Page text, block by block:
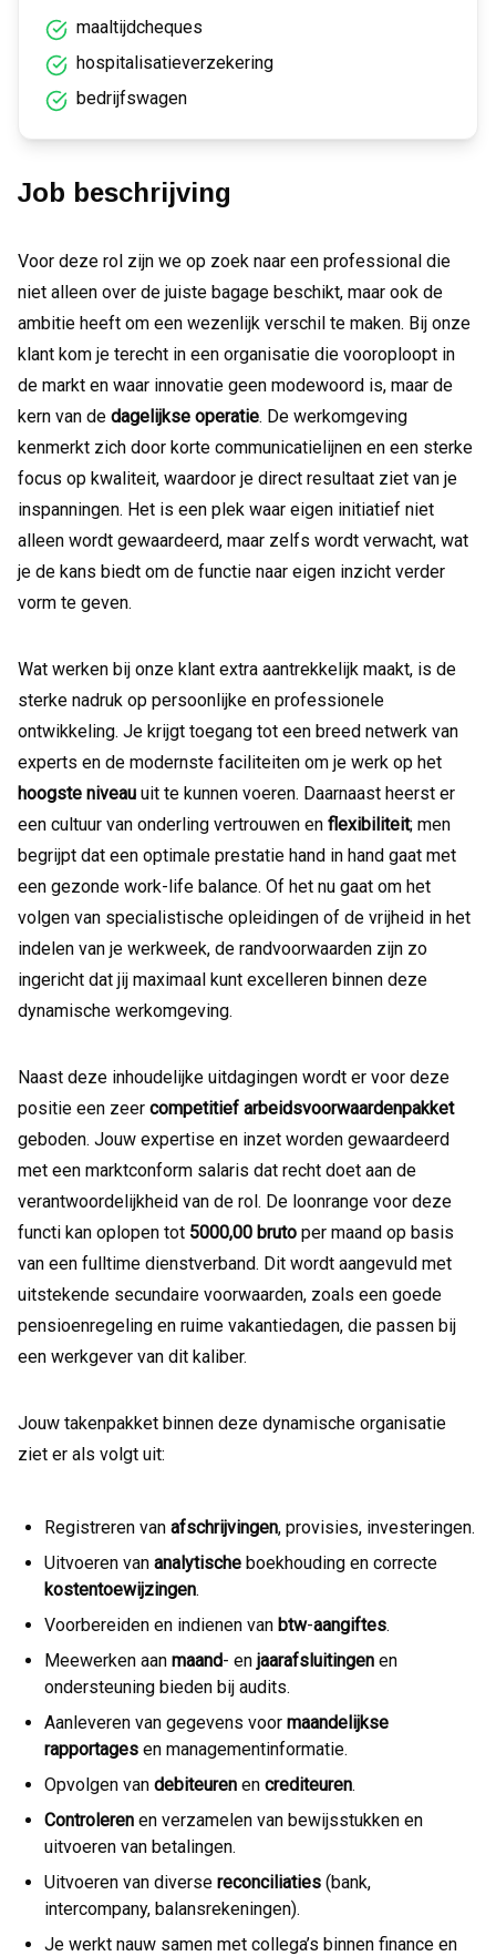
maaltijdcheques
hospitalisatieverzekering
bedrijfswagen
Job beschrijving
Voor deze rol zijn we op zoek naar een professional die
niet alleen over de juiste bagage beschikt, maar ook de
ambitie heeft om een wezenlijk verschil te maken. Bij onze
klant kom je terecht in een organisatie die vooroploopt in
de markt en waar innovatie geen modewoord is, maar de
kern van de dagelijkse operatie. De werkomgeving
kenmerkt zich door korte communicatielijnen en een sterke
focus op kwaliteit, waardoor je direct resultaat ziet van je
inspanningen. Het is een plek waar eigen initiatief niet
alleen wordt gewaardeerd, maar zelfs wordt verwacht, wat
je de kans biedt om de functie naar eigen inzicht verder
vorm te geven.
Wat werken bij onze klant extra aantrekkelijk maakt, is de
sterke nadruk op persoonlijke en professionele
ontwikkeling. Je krijgt toegang tot een breed netwerk van
experts en de modernste faciliteiten om je werk op het
hoogste niveau uit te kunnen voeren. Daarnaast heerst er
een cultuur van onderling vertrouwen en flexibiliteit; men
begrijpt dat een optimale prestatie hand in hand gaat met
een gezonde work-life balance. Of het nu gaat om het
volgen van specialistische opleidingen of de vrijheid in het
indelen van je werkweek, de randvoorwaarden zijn zo
ingericht dat jij maximaal kunt excelleren binnen deze
dynamische werkomgeving.
Naast deze inhoudelijke uitdagingen wordt er voor deze
positie een zeer competitief arbeidsvoorwaardenpakket
geboden. Jouw expertise en inzet worden gewaardeerd
met een marktconform salaris dat recht doet aan de
verantwoordelijkheid van de rol. De loonrange voor deze
functi kan oplopen tot 5000,00 bruto per maand op basis
van een fulltime dienstverband. Dit wordt aangevuld met
uitstekende secundaire voorwaarden, zoals een goede
pensioenregeling en ruime vakantiedagen, die passen bij
een werkgever van dit kaliber.
Jouw takenpakket binnen deze dynamische organisatie
ziet er als volgt uit:
Registreren van afschrijvingen, provisies, investeringen.
Uitvoeren van analytische boekhouding en correcte
kostentoewijzingen.
Voorbereiden en indienen van btw-aangiftes.
Meewerken aan maand- en jaarafsluitingen en
ondersteuning bieden bij audits.
Aanleveren van gegevens voor maandelijkse
rapportages en managementinformatie.
Opvolgen van debiteuren en crediteuren.
Controleren en verzamelen van bewijsstukken en
uitvoeren van betalingen.
Uitvoeren van diverse reconciliaties (bank,
intercompany, balansrekeningen).
Je werkt nauw samen met collega’s binnen finance en